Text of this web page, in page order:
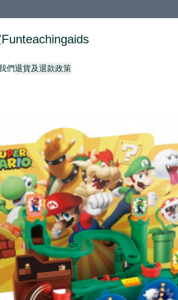
們退貨及退款政策